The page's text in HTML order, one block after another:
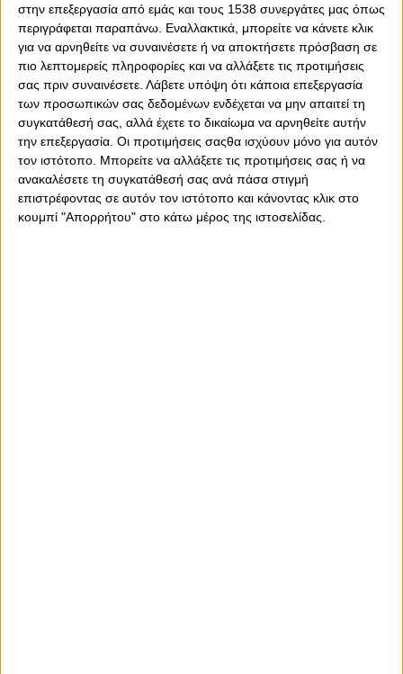
στην επεξεργασία από εμάς και τους 1538 συνεργάτες μας όπως
περιγράφεται παραπάνω. Εναλλακτικά, μπορείτε να κάνετε κλικ
για να αρνηθείτε να συναινέσετε ή να αποκτήσετε πρόσβαση σε
πιο λεπτομερείς πληροφορίες και να αλλάξετε τις προτιμήσεις
σας πριν συναινέσετε. Λάβετε υπόψη ότι κάποια επεξεργασία
των προσωπικών σας δεδομένων ενδέχεται να μην απαιτεί τη
συγκατάθεσή σας, αλλά έχετε το δικαίωμα να αρνηθείτε αυτήν
την επεξεργασία. Οι προτιμήσεις σαςθα ισχύουν μόνο για αυτόν
τον ιστότοπο. Μπορείτε να αλλάξετε τις προτιμήσεις σας ή να
ανακαλέσετε τη συγκατάθεσή σας ανά πάσα στιγμή
επιστρέφοντας σε αυτόν τον ιστότοπο και κάνοντας κλικ στο
κουμπί "Απορρήτου" στο κάτω μέρος της ιστοσελίδας.
Ο Ντιέγκο Σιμεόνε, έχει ασχοληθεί έντονα και με τους
μέσους του Ολυμπιακού. Πέρυσι ειδικότερα, το όνομα
του Σαντιάγκο Έσε, είχε βρεθεί πολλές φορές σε
ισπανικά ρεπορτάζ για ενδιαφέρον της Ατλέτικο
Μαδρίτης, μιας και οι «ροχιμπλάνκος» φαίνεται πως
είχαν σε μεγάλη εκτίμηση τον συμπατριώτη του «Τσόλο».
Εξάλλου, είχε κάνει… μπάμ και μέσα από την Κ23 της
Αργεντινής και τους Ολυμπιακούς αγώνες, όπου
πραγματοποίησε μεστές εμφανίσεις το περασμένο
καλοκαίρι.